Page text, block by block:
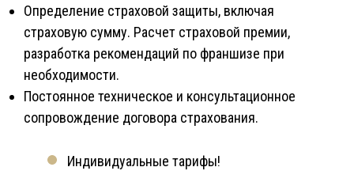
Определение страховой защиты, включая
страховую сумму. Расчет страховой премии,
разработка рекомендаций по франшизе при
необходимости.
Постоянное техническое и консультационное
сопровождение договора страхования.
Индивидуальные тарифы!